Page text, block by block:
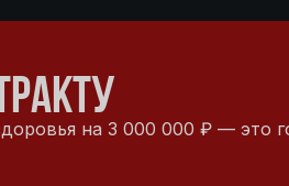
на 3 000 000 ₽ — это